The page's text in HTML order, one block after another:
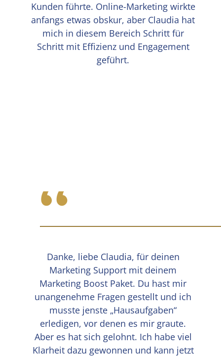
Kunden führte. Online-Marketing wirkte
anfangs etwas obskur, aber Claudia hat
mich in diesem Bereich Schritt für
Schritt mit Effizienz und Engagement
geführt.
“
Danke, liebe Claudia, für deinen
Marketing Support mit deinem
Marketing Boost Paket. Du hast mir
unangenehme Fragen gestellt und ich
musste jenste „Hausaufgaben“
erledigen, vor denen es mir graute.
Aber es hat sich gelohnt. Ich habe viel
Klarheit dazu gewonnen und kann jetzt